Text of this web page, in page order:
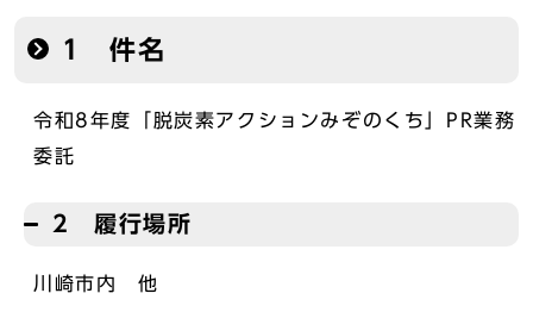
1 件名
令和8年度「脱炭素アクションみぞのくち」PR業務
委託
2 履行場所
川崎市内 他